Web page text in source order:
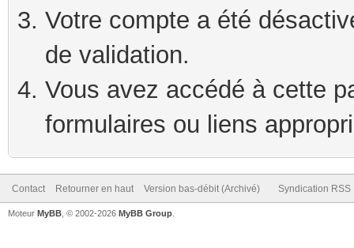
Votre compte a été
de validation.
Vous avez accédé à cette
formulaires ou liens
Contact Retourner en haut Version bas-débit (Archivé) Syndication RSS
Moteur MyBB , © 2002-2026 MyBB Group